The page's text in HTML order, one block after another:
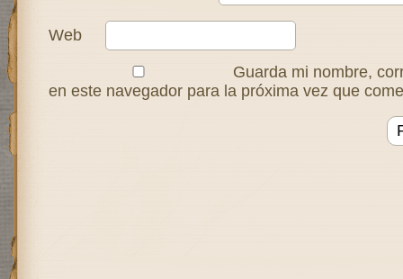
Web
Guarda mi nombre,
en este navegador para la próxima vez que